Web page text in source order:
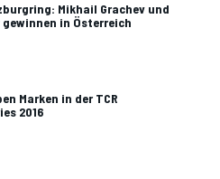
Mikhail Grachev und
in Österreich
Marken in der TCR
2016